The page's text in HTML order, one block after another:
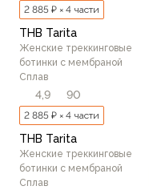
2 885 ₽ × 4 части
THB Tarita
Женские треккинговые
ботинки c мембраной
Сплав
4,9 90
2 885 ₽ × 4 части
THB Tarita
Женские треккинговые
ботинки c мембраной
Сплав